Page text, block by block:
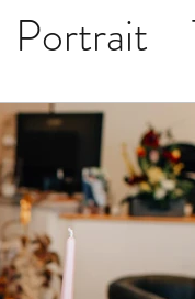
Portrait